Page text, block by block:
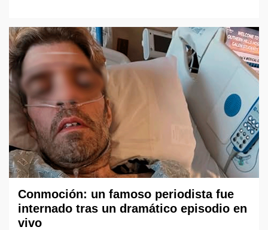
Conmoción: un famoso periodista fue
internado tras un dramático episodio en
vivo